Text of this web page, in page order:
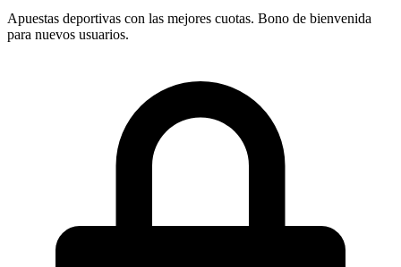
Apuestas deportivas con las mejores cuotas. Bono de bienvenida
para nuevos usuarios.